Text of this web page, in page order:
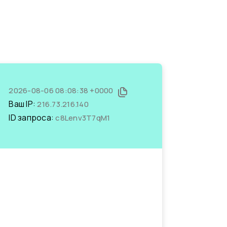
2026-08-06 08:08:38 +0000
Ваш IP:216.73.216.140
ID запроса:c8Lenv3T7qM1